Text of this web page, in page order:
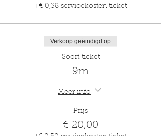
+€ 0,38 servicekosten ticket
Verkoop geëindigd op
Soort ticket
9m
Meer info
Prijs
€ 20,00